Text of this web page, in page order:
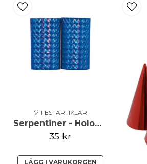
🎈 FESTARTIKLAR
Serpentiner - Holographic - Blå
35 kr
LÄGG I VARUKORGEN